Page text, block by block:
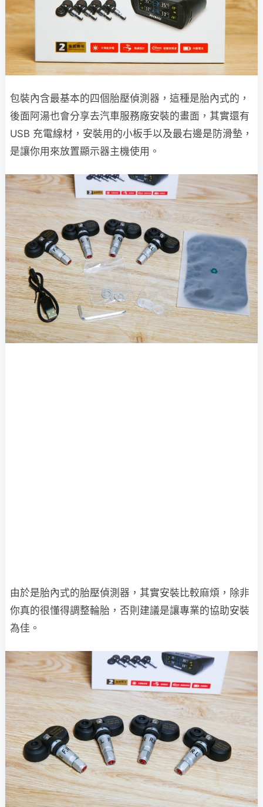
包裝內含最基本的四個胎壓偵測器，這種是胎內式的，
後面阿湯也會分享去汽車服務廠安裝的畫面，其實還有
USB 充電線材，安裝用的小板手以及最右邊是防滑墊，
是讓你用來放置顯示器主機使用。
由於是胎內式的胎壓偵測器，其實安裝比較麻煩，除非
你真的很懂得調整輪胎，否則建議是讓專業的協助安裝
為佳。